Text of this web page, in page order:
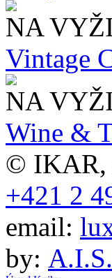
NA
Vintage
NA
Wine &
© IKAR,
+421 2
email:
by: A.I.S.